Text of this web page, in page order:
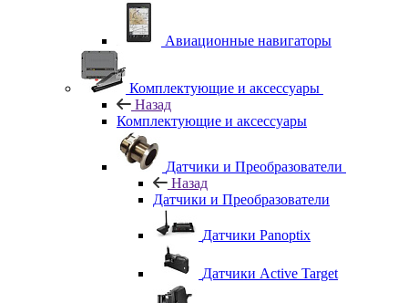
Авиационные навигаторы
Комплектующие и аксессуары
Назад
Комплектующие и аксессуары
Датчики и Преобразователи
Назад
Датчики и Преобразователи
Датчики Panoptix
Датчики Active Target